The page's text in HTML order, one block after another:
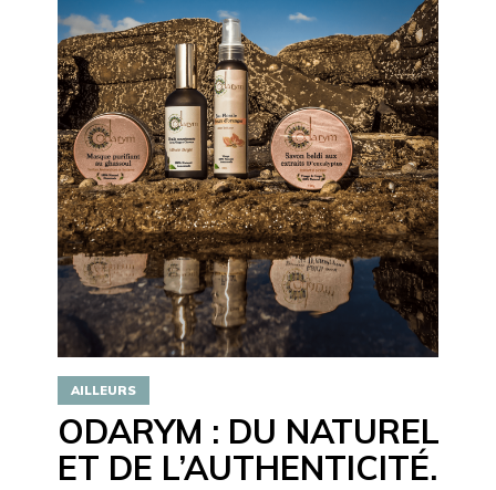
AILLEURS
ODARYM : DU NATUREL
ET DE L’AUTHENTICITÉ.